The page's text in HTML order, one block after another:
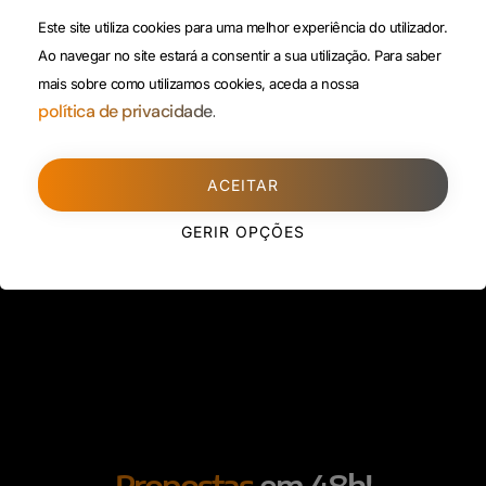
rede fixa)
Porto(Filial)
1588, 2º, sala 304
225 432 051
Política da Privacidade
Este site utiliza cookies para uma melhor experiência do utilizador.
Ao navegar no site estará a consentir a sua utilização. Para saber
mais sobre como utilizamos cookies, aceda a nossa
política de privacidade.
ACEITAR
GERIR OPÇÕES